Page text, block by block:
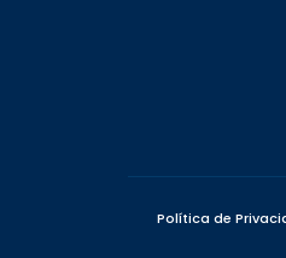
Política de